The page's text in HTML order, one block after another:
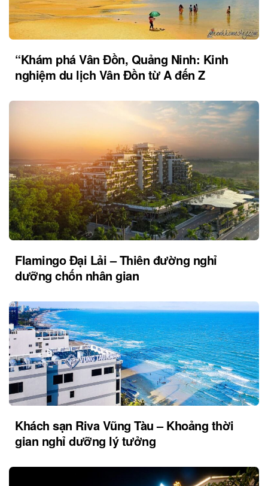
“Khám phá Vân Đồn, Quảng Ninh: Kinh
nghiệm du lịch Vân Đồn từ A đến Z
Flamingo Đại Lải – Thiên đường nghỉ
dưỡng chốn nhân gian
Khách sạn Riva Vũng Tàu – Khoảng thời
gian nghỉ dưỡng lý tưởng